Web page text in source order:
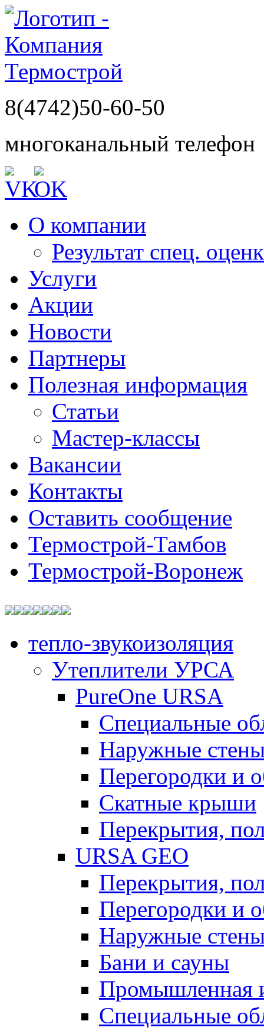
8(4742)50-60-50
многоканальный телефон
О компании
Результат спец.
Услуги
Акции
Новости
Партнеры
Полезная информация
Статьи
Мастер-классы
Вакансии
Контакты
Оставить сообщение
Термострой-Тамбов
Термострой-Воронеж
тепло-звукоизоляция
Утеплители УРСА
PureOne URSA
Специальные
Наружные
Перегородки и
Скатные крыши
Перекрытия,
URSA GEO
Перекрытия,
Перегородки и
Наружные
Бани и сауны
Промышленная
Специальные